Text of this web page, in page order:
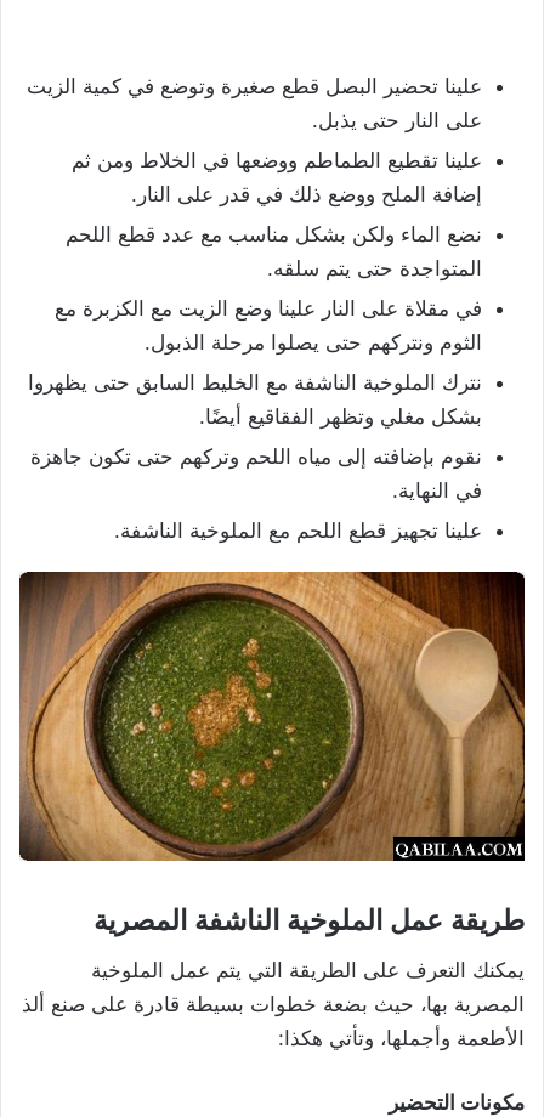
علينا تحضير البصل قطع صغيرة وتوضع في كمية الزيت
على النار حتى يذبل.
علينا تقطيع الطماطم ووضعها في الخلاط ومن ثم
إضافة الملح ووضع ذلك في قدر على النار.
نضع الماء ولكن بشكل مناسب مع عدد قطع اللحم
المتواجدة حتى يتم سلقه.
في مقلاة على النار علينا وضع الزيت مع الكزبرة مع
الثوم ونتركهم حتى يصلوا مرحلة الذبول.
نترك الملوخية الناشفة مع الخليط السابق حتى يظهروا
بشكل مغلي وتظهر الفقاقيع أيضًا.
نقوم بإضافته إلى مياه اللحم وتركهم حتى تكون جاهزة
في النهاية.
علينا تجهيز قطع اللحم مع الملوخية الناشفة.
طريقة عمل الملوخية الناشفة المصرية
يمكنك التعرف على الطريقة التي يتم عمل الملوخية
المصرية بها، حيث بضعة خطوات بسيطة قادرة على صنع ألذ
الأطعمة وأجملها، وتأتي هكذا:
مكونات التحضير